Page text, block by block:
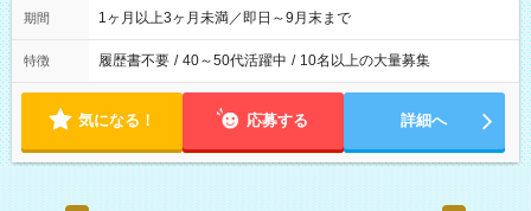
期間 1ヶ月以上3ヶ月未満／即日～9月末まで
特徴 履歴書不要 / 40～50代活躍中 / 10名以上の大量募集
気になる！ 応募する 詳細へ